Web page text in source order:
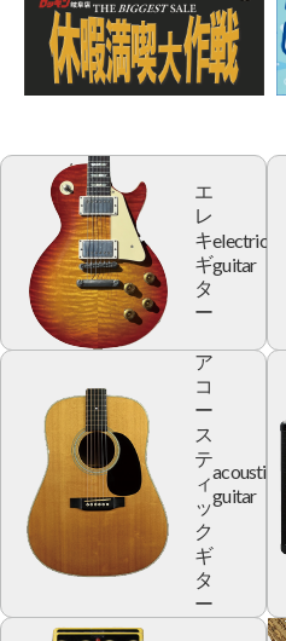
エ
レ
キ
ギ
タ
ー
electric
guitar
ア
コ
ー
ス
テ
ィ
ッ
ク
ギ
タ
ー
acoustic
guitar